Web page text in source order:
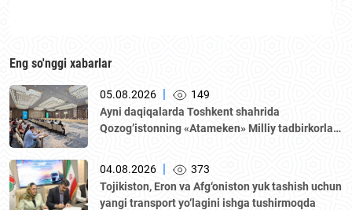
Eng so'nggi xabarlar
05.08.2026 |
149
Аyni daqiqalarda Toshkent shahrida
Qozogʼistonning «Аtameken» Milliy tadbirkorlar
Oʼzbekiston–Qozogʼiston biznes-forumi va B2B
muzokaralari boʼlib oʼtmoqda.
04.08.2026 |
373
Tojikiston, Eron va Afg‘oniston yuk tashish uchun
yangi transport yo‘lagini ishga tushirmoqda